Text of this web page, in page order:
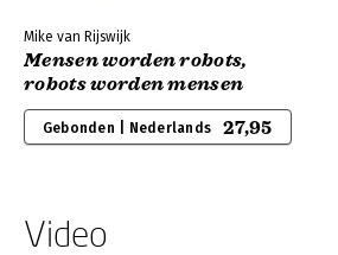
Mike van Rijswijk
Mensen worden robots,
robots worden mensen
Gebonden | Nederlands 27,95
Video